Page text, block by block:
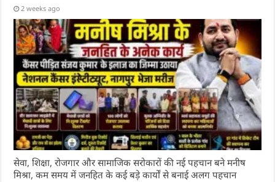
2 weeks ago
सेवा, शिक्षा, रोजगार और सामाजिक सरोकारों की नई पहचान बने मनीष
मिश्रा, कम समय में जनहित के कई बड़े कार्यों से बनाई अलग पहचान